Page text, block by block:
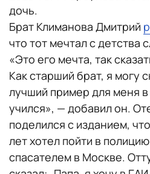
дочь.
Брат Климанова Дмитрий
что тот мечтал с детства
«Это его мечта, так
Как старший брат, я могу
лучший пример для меня
учился», — добавил он.
поделился с изданием,
лет хотел пойти в
спасателем в Москве.